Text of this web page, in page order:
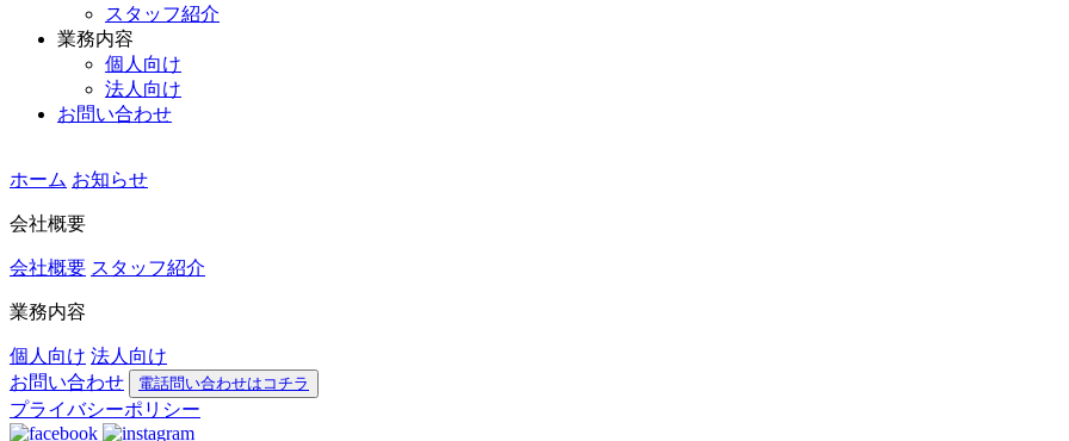
スタッフ紹介
業務内容
個人向け
法人向け
お問い合わせ
ホーム お知らせ
会社概要
会社概要 スタッフ紹介
業務内容
個人向け 法人向け
お問い合わせ
電話問い合わせはコチラ
プライバシーポリシー